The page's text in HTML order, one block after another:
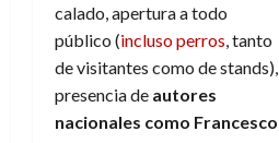
calado, apertura a todo
público (incluso perros, tanto
de visitantes como de stands),
presencia de autores
nacionales como Francesco